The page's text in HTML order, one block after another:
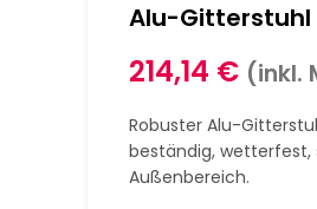
Alu-
214,14 € (inkl.
Robuster Alu-
beständig, wetterfest,
Außenbereich.